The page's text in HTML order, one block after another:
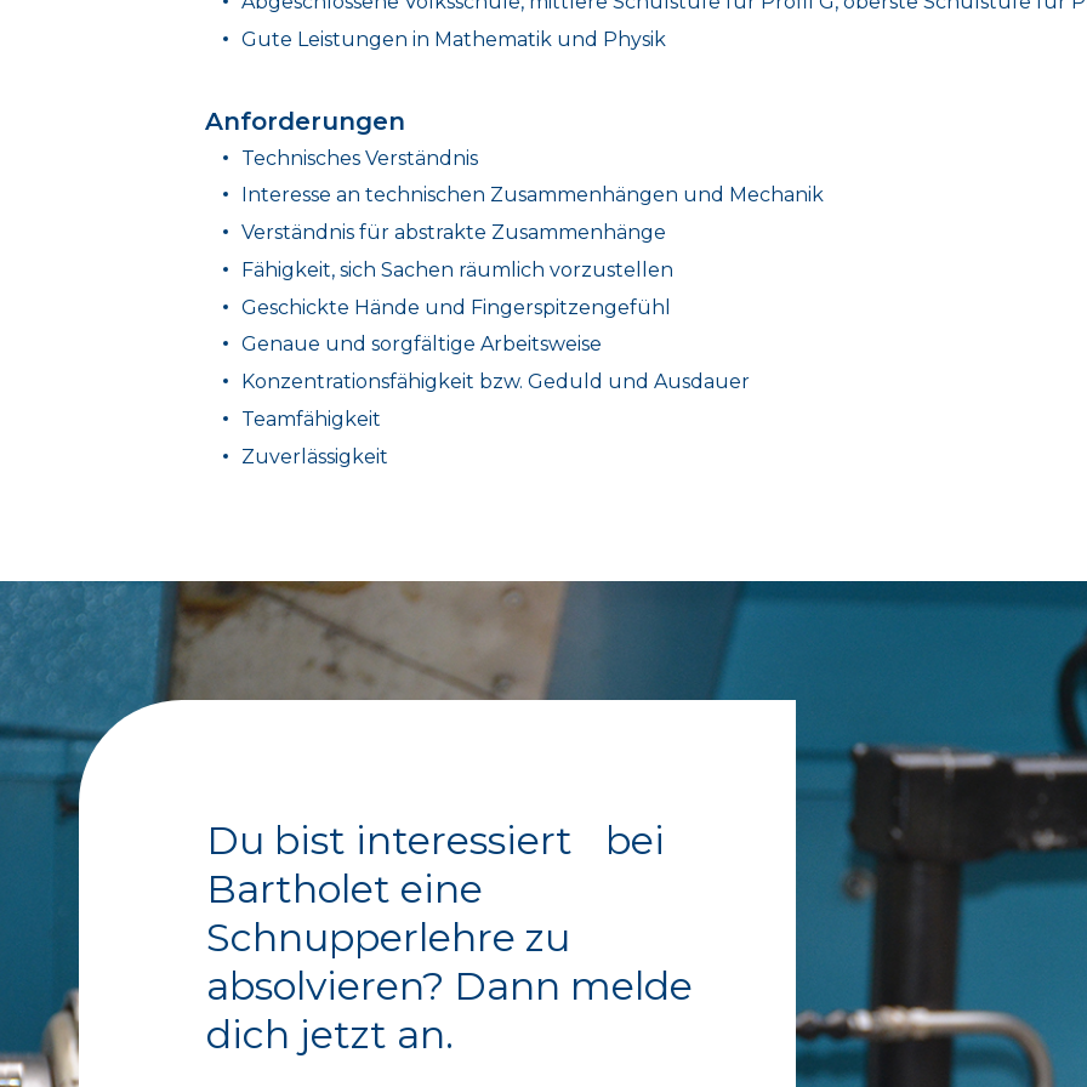
Gute Leistungen in Mathematik und Physik
Anforderungen
Technisches Verständnis
Interesse an technischen Zusammenhängen und Mechanik
Verständnis für abstrakte Zusammenhänge
Fähigkeit, sich Sachen räumlich vorzustellen
Geschickte Hände und Fingerspitzengefühl
Genaue und sorgfältige Arbeitsweise
Konzentrationsfähigkeit bzw. Geduld und Ausdauer
Teamfähigkeit
Zuverlässigkeit
Du bist interessiert bei
Bartholet eine
Schnupperlehre zu
absolvieren? Dann melde
dich jetzt an.